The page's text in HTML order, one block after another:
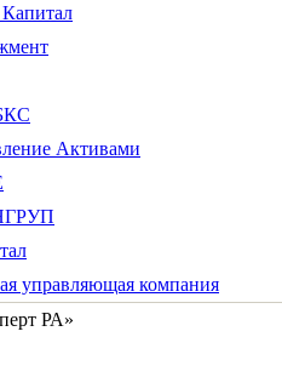
Активами
управляющая компания
РА»